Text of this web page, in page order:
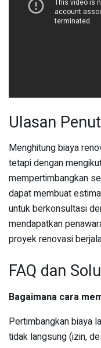
Ulasan
Menghitung biaya
tetapi dengan
mempertimbangkan
dapat membuat
untuk berkonsultasi
mendapatkan
proyek renovasi
FAQ dan
Bagaimana cara
Pertimbangkan biaya
tidak langsung (izin,